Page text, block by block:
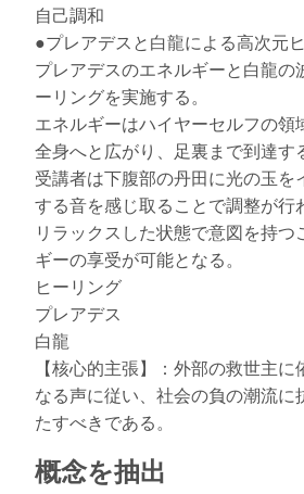
自己調和
●プレアデスと白龍による高次元
プレアデスのエネルギーと白龍の
ーリングを実施する。
エネルギーはハイヤーセルフの領
全身へと広がり、足裏まで到達す
受講者は下腹部の丹田に光の玉を
する音を感じ取ることで調整が行
リラックスした状態で意図を持つ
ギーの享受が可能となる。
ヒーリング
プレアデス
白龍
【核心的主張】：外部の救世主
なる声に従い、社会の負の潮流に
たすべきである。
概念を抽出